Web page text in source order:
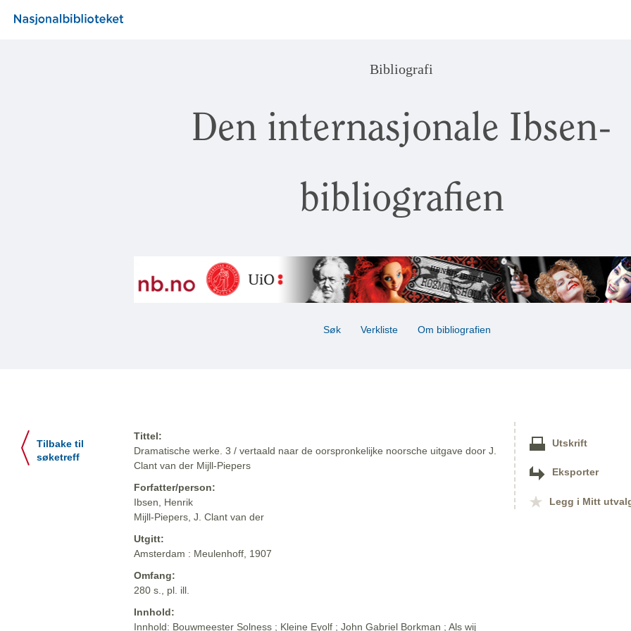
Bibliografi
Den internasjonale Ibsen-
bibliografien
Søk Verkliste Om bibliografien
Tilbake til
søketreff
Tittel:
Dramatische werke. 3 / vertaald naar de oorspronkelijke noorsche uitgave door J.
Clant van der Mijll-Piepers
Forfatter/person:
Ibsen, Henrik
Mijll-Piepers, J. Clant van der
Utgitt:
Amsterdam : Meulenhoff, 1907
Omfang:
280 s., pl. ill.
Innhold:
Innhold: Bouwmeester Solness ; Kleine Eyolf ; John Gabriel Borkman ; Als wij
Utskrift
Eksporter
Legg i Mitt